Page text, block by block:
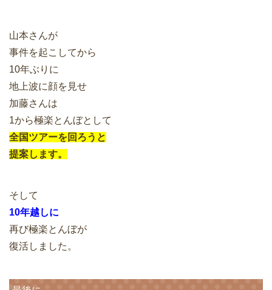
山本さんが
事件を起こしてから
10年ぶりに
地上波に顔を見せ
加藤さんは
1から極楽とんぼとして
全国ツアーを回ろうと
提案します。
そして
10年越しに
再び極楽とんぼが
復活しました。